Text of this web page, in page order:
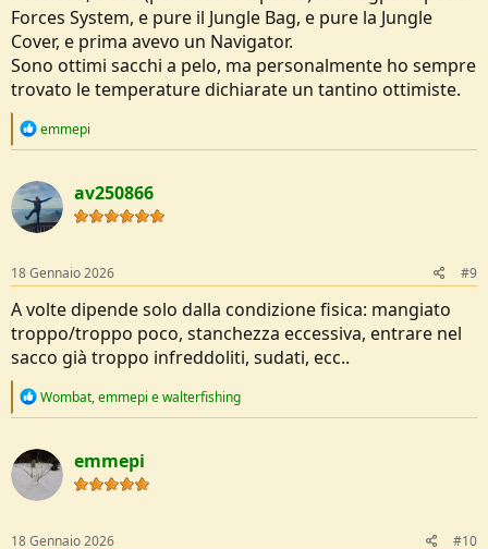
Forces System, e pure il Jungle Bag, e pure la Jungle
Cover, e prima avevo un Navigator.
Sono ottimi sacchi a pelo, ma personalmente ho sempre
trovato le temperature dichiarate un tantino ottimiste.
R
c
t
i
o
s
:
emmepi
av250866
18 Gennaio 2026 #9
A volte dipende solo dalla condizione fisica: mangiato
troppo/troppo poco, stanchezza eccessiva, entrare nel
sacco già troppo infreddoliti, sudati, ecc..
R
c
t
i
o
s
Wombat,emmepi ewalterfishing
emmepi
18 Gennaio 2026 #10